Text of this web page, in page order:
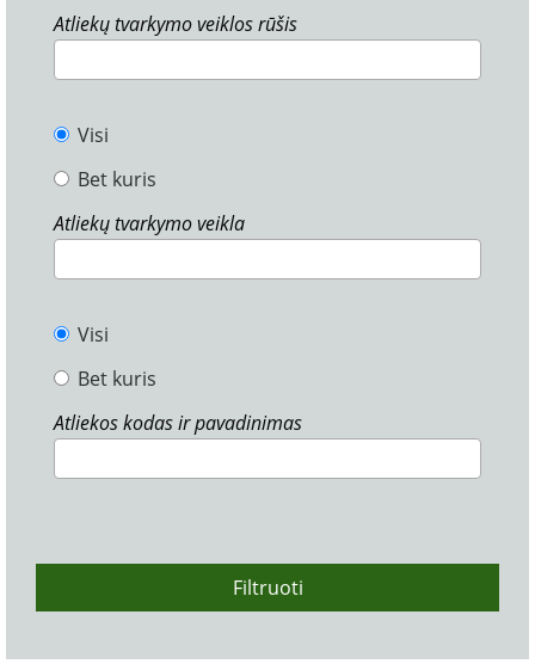
Atliekų tvarkymo veiklos rūšis
Visi
Bet kuris
Atliekų tvarkymo veikla
Visi
Bet kuris
Atliekos kodas ir pavadinimas
Filtruoti